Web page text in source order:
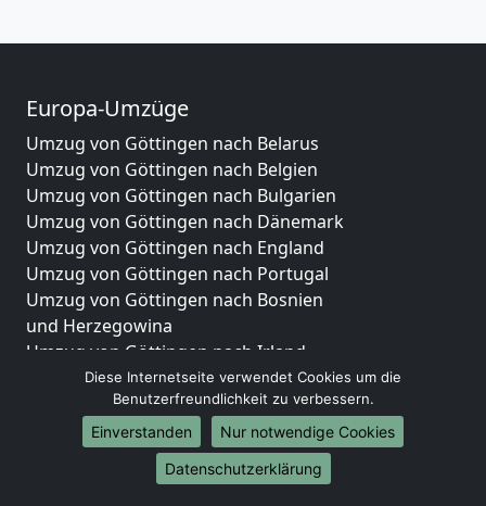
Europa-Umzüge
Umzug von Göttingen nach Belarus
Umzug von Göttingen nach Belgien
Umzug von Göttingen nach Bulgarien
Umzug von Göttingen nach Dänemark
Umzug von Göttingen nach England
Umzug von Göttingen nach Portugal
Umzug von Göttingen nach Bosnien
und Herzegowina
Umzug von Göttingen nach Irland
Umzug von Göttingen nach Lettland
Umzug von Göttingen nach Zypern
Umzug von Göttingen nach Kroatien
Umzug von Göttingen nach Estland
Umzug von Göttingen nach Finnland
Diese Internetseite verwendet Cookies um die
Benutzerfreundlichkeit zu verbessern.
Einverstanden
Nur notwendige Cookies
Datenschutzerklärung